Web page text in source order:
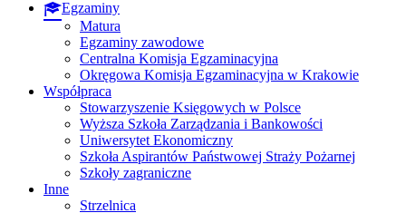
Egzaminy
Matura
Egzaminy zawodowe
Centralna Komisja Egzaminacyjna
Okręgowa Komisja Egzaminacyjna w Krakowie
Współpraca
Stowarzyszenie Księgowych w Polsce
Wyższa Szkoła Zarządzania i Bankowości
Uniwersytet Ekonomiczny
Szkoła Aspirantów Państwowej Straży Pożarnej
Szkoły zagraniczne
Inne
Strzelnica